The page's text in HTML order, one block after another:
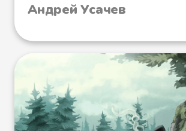
Андрей Усачев